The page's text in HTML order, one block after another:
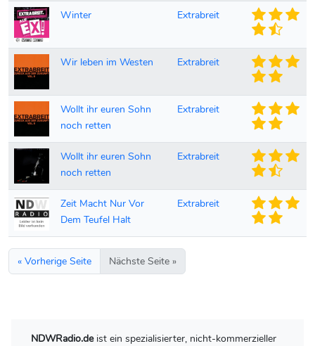
Winter Extrabreit
Wir leben im Westen Extrabreit
Wollt ihr euren Sohn
noch retten
Extrabreit
Wollt ihr euren Sohn
noch retten
Extrabreit
Zeit Macht Nur Vor
Dem Teufel Halt
Extrabreit
« Vorherige Seite Nächste Seite »
NDWRadio.deist ein spezialisierter, nicht-kommerzieller